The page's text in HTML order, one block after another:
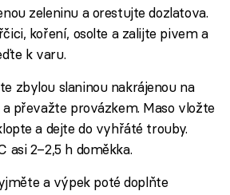
zeleninu a orestujte dozlatova.
koření, osolte a zalijte pivem a
k varu.
zbylou slaninou nakrájenou na
a převažte provázkem. Maso vložte
a dejte do vyhřáté trouby.
asi 2–2,5 h doměkka.
a výpek poté doplňte